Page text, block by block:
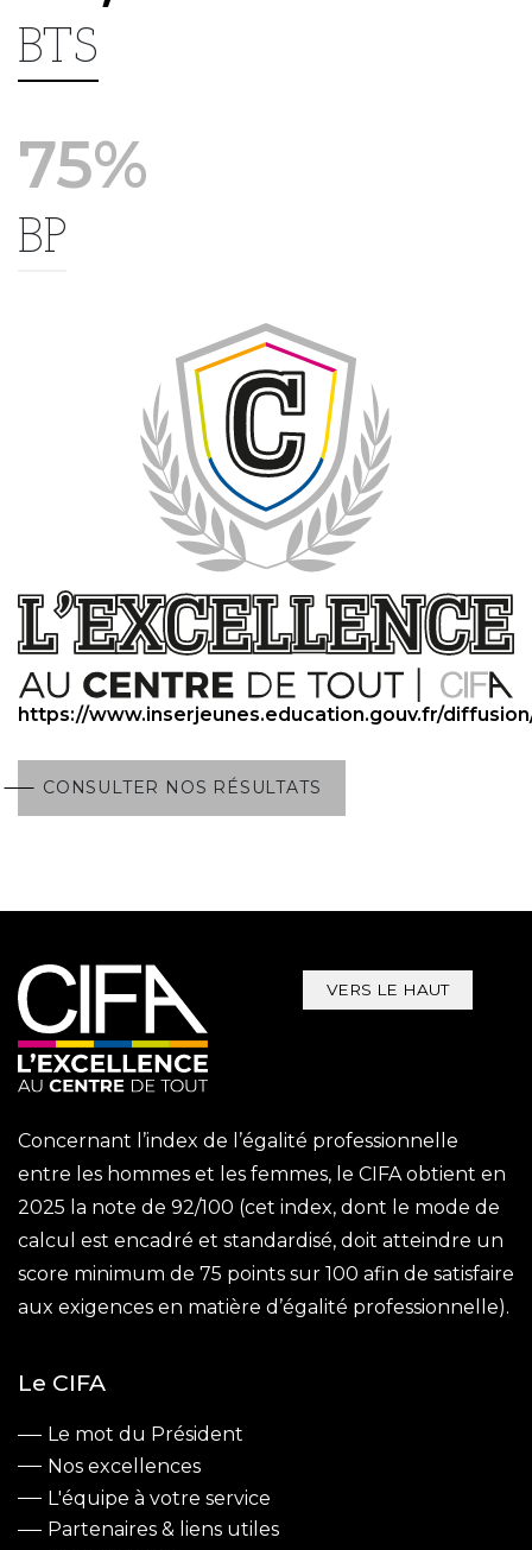
BTS
75%
BP
https://www.inserjeunes.education.gouv.fr/
CONSULTER NOS RÉSULTATS
VERS LE HAUT
Concernant l’index de l’égalité professionnelle
entre les hommes et les femmes, le CIFA obtient en
2025 la note de 92/100 (cet index, dont le mode de
calcul est encadré et standardisé, doit atteindre un
score minimum de 75 points sur 100 afin de satisfaire
aux exigences en matière d’égalité professionnelle).
Le CIFA
Le mot du Président
Nos excellences
L'équipe à votre service
Partenaires & liens utiles